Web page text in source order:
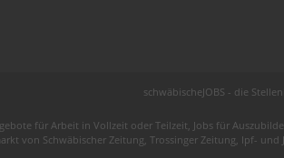
schwäbischeJOBS - die
für Arbeit in Vollzeit oder Teilzeit , Jobs für
von Schwäbischer Zeitung , Trossinger Zeitung, Ipf-